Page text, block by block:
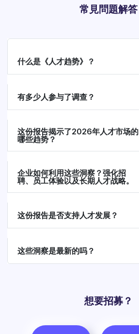
常見問題解答
什么是《人才趋势》？
有多少人参与了调查？
这份报告揭示了2026年人才市场的
哪些趋势？
企业如何利用这些洞察？强化招
聘、员工体验以及长期人才战略。
这份报告是否支持人才发展？
这些洞察是最新的吗？
想要招募？